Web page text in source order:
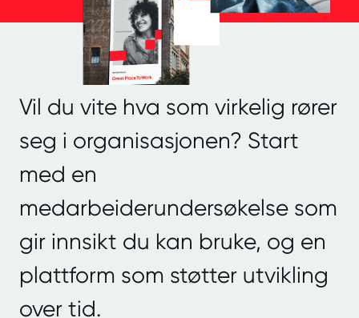
Vil du vite hva som virkelig rører
seg i organisasjonen? Start
med en
medarbeiderundersøkelse som
gir innsikt du kan bruke, og en
plattform som støtter utvikling
over tid.